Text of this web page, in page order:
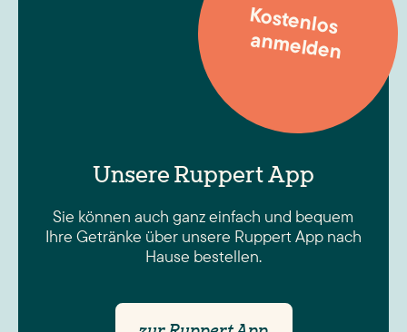
Unsere Ruppert App
Sie können auch ganz einfach und bequem
Ihre Getränke über unsere Ruppert App nach
Hause bestellen.
Kostenlos
anm
elden